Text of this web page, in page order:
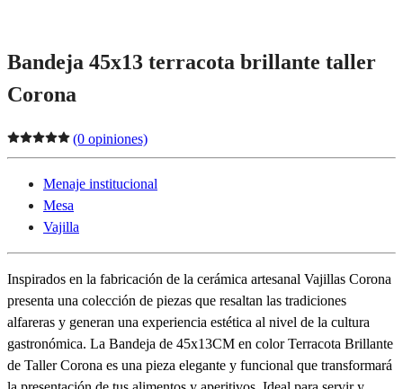
Bandeja 45x13 terracota brillante taller
Corona
(0 opiniones)
Menaje institucional
Mesa
Vajilla
Inspirados en la fabricación de la cerámica artesanal Vajillas Corona
presenta una colección de piezas que resaltan las tradiciones
alfareras y generan una experiencia estética al nivel de la cultura
gastronómica. La Bandeja de 45x13CM en color Terracota Brillante
de Taller Corona es una pieza elegante y funcional que transformará